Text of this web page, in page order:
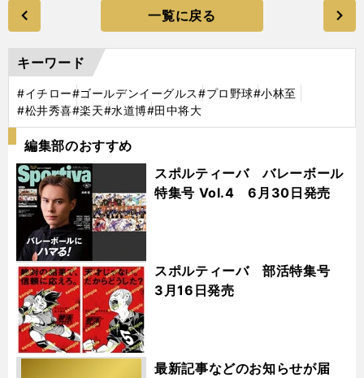
一覧に戻る
キーワード
#イチロー#ゴールデンイーグルス#プロ野球#小林至
#松井秀喜#楽天#水道博#田中将大
編集部のおすすめ
スポルティーバ バレーボール
特集号 Vol.4 6月30日発売
スポルティーバ 部活特集号
3月16日発売
最新記事などのお知らせが届